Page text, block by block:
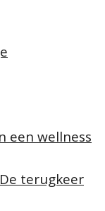
een wellness
terugkeer